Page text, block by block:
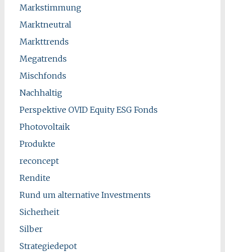
Markstimmung
Marktneutral
Markttrends
Megatrends
Mischfonds
Nachhaltig
Perspektive OVID Equity ESG Fonds
Photovoltaik
Produkte
reconcept
Rendite
Rund um alternative Investments
Sicherheit
Silber
Strategiedepot